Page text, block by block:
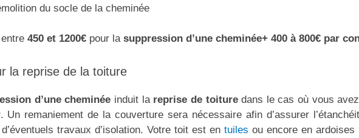
du socle de la cheminée
450 et 1200€ pour la suppression d’une cheminée+ 400 à 800€ par
la reprise de la toiture
d’une cheminée induit la reprise de toituredans le cas où vous
. Un remaniement de la couverture sera nécessaire afin d’assurer
travaux d’isolation. Votre toit est en tuiles ou encore en